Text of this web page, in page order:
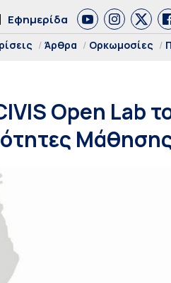
Εφημερίδα
Άρθρα Ορκωμοσίες
Open Lab